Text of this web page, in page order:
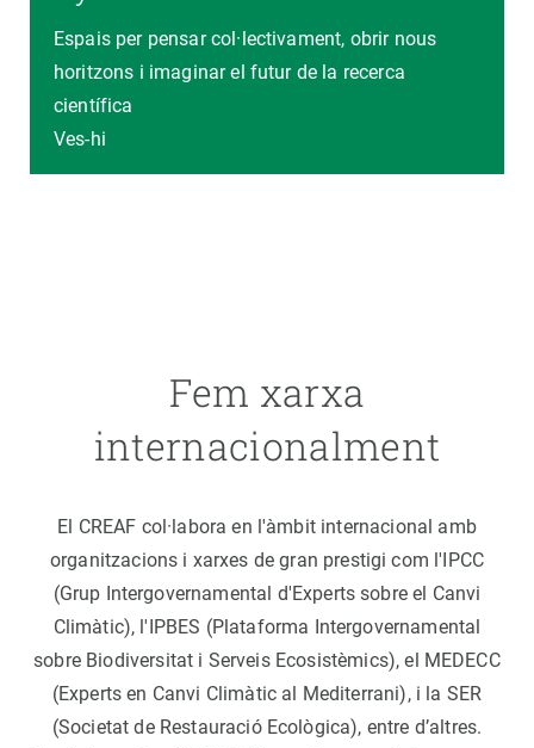
Espais per pensar col·lectivament, obrir nous
horitzons i imaginar el futur de la recerca
científica
Ves-hi
Fem xarxa
internacionalment
El CREAF col·labora en l'àmbit internacional amb
organitzacions i xarxes de gran prestigi com l'IPCC
(Grup Intergovernamental d'Experts sobre el Canvi
Climàtic), l'IPBES (Plataforma Intergovernamental
sobre Biodiversitat i Serveis Ecosistèmics), el MEDECC
(Experts en Canvi Climàtic al Mediterrani), i la SER
(Societat de Restauració Ecològica), entre d’altres.